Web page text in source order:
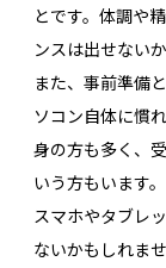
とです。体調や
ンスは出せないか
また、事前準備
ソコン自体に慣
身の方も多く、
いう方もいます。
スマホやタブレ
ないかもしれま